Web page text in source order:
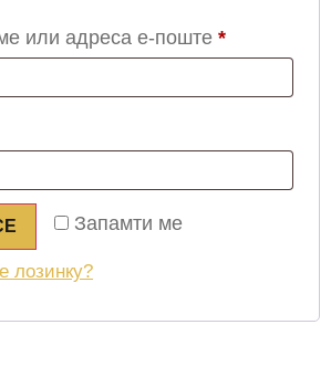
или адреса е-поште *
Запамти ме
лозинку?